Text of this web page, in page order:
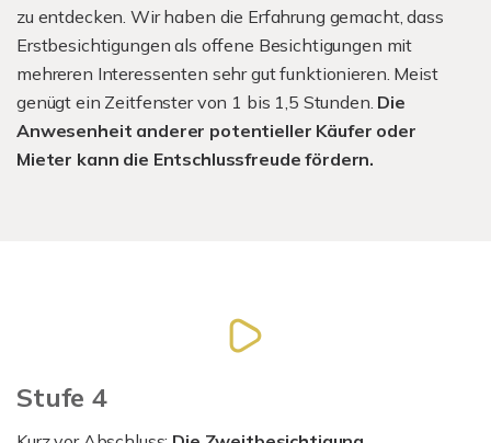
zu entdecken. Wir haben die Erfahrung gemacht, dass
Erstbesichtigungen als offene Besichtigungen mit
mehreren Interessenten sehr gut funktionieren. Meist
genügt ein Zeitfenster von 1 bis 1,5 Stunden. Die
Anwesenheit anderer potentieller Käufer oder
Mieter kann die Entschlussfreude fördern.
Stufe 4